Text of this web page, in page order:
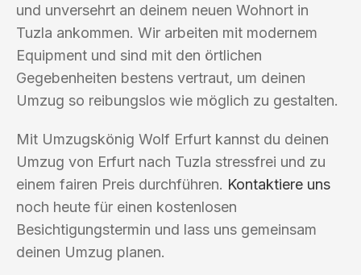
und unversehrt an deinem neuen Wohnort in
Tuzla ankommen. Wir arbeiten mit modernem
Equipment und sind mit den örtlichen
Gegebenheiten bestens vertraut, um deinen
Umzug so reibungslos wie möglich zu gestalten.
Mit Umzugskönig Wolf Erfurt kannst du deinen
Umzug von Erfurt nach Tuzla stressfrei und zu
einem fairen Preis durchführen. Kontaktiere uns
noch heute für einen kostenlosen
Besichtigungstermin und lass uns gemeinsam
deinen Umzug planen.